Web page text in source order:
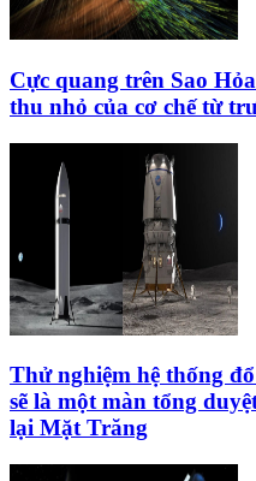
Cực quang trên Sao
thu nhỏ của cơ chế từ
Thử nghiệm hệ thống
sẽ là một màn tổng
lại Mặt Trăng